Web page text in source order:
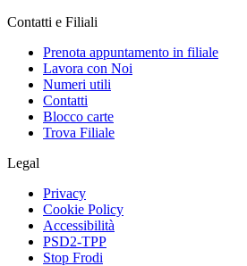
Contatti e Filiali
Prenota appuntamento in filiale
Lavora con Noi
Numeri utili
Contatti
Blocco carte
Trova Filiale
Legal
Privacy
Cookie Policy
Accessibilità
PSD2-TPP
Stop Frodi